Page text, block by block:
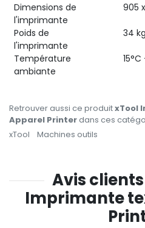
Dimensions de
l'imprimante
905
Poids de
l'imprimante
34 kg
Température
ambiante
Retrouver aussi ce produitxTool
Apparel Printerdans ces
xTool
Machines outils
Avis
Imprimante